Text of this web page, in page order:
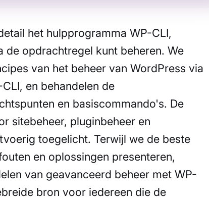
het hulpprogramma WP-CLI,
de opdrachtregel kunt beheren. We
van het beheer van WordPress via
en behandelen de
en basiscommando's. De
sitebeheer, pluginbeheer en
toegelicht. Terwijl we de beste
en oplossingen presenteren,
van geavanceerd beheer met WP-
bron voor iedereen die de